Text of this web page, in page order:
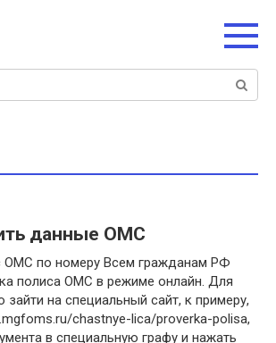
данные ОМС
ОМС по номеру Всем гражданам РФ
полиса ОМС в режиме онлайн. Для
зайти на специальный сайт, к примеру,
chastnye-lica/proverka-polisa,
в специальную графу и нажать